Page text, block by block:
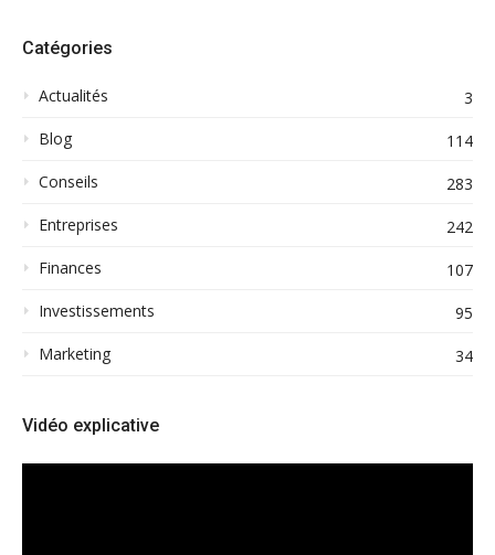
Catégories
Actualités
3
Blog
114
Conseils
283
Entreprises
242
Finances
107
Investissements
95
Marketing
34
Vidéo explicative